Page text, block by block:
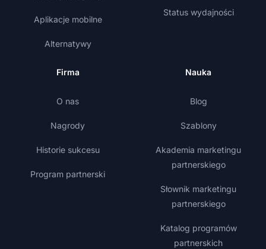
Aplikacje mobilne
Alternatywy
Status wydajności
Firma
O nas
Nagrody
Historie sukcesu
Program partnerski
Nauka
Blog
Szablony
Akademia marketingu
partnerskiego
Słownik marketingu
partnerskiego
Katalog programów
partnerskich